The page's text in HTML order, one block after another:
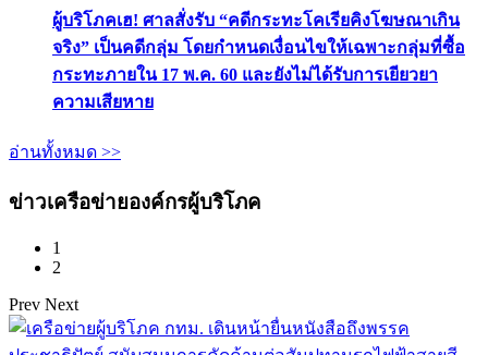
ผู้บริโภคเฮ! ศาลสั่งรับ “คดีกระทะโคเรียคิงโฆษณาเกิน
จริง” เป็นคดีกลุ่ม โดยกำหนดเงื่อนไขให้เฉพาะกลุ่มที่ซื้อ
กระทะภายใน 17 พ.ค. 60 และยังไม่ได้รับการเยียวยา
ความเสียหาย
อ่านทั้งหมด >>
ข่าวเครือข่ายองค์กรผู้บริโภค
1
2
Prev Next